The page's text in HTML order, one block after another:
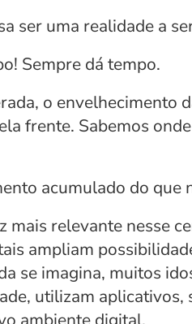
ser uma realidade a
Sempre dá tempo.
o envelhecimento
frente. Sabemos
acumulado do que
relevante nesse
ampliam
se imagina, muitos
utilizam aplicativos,